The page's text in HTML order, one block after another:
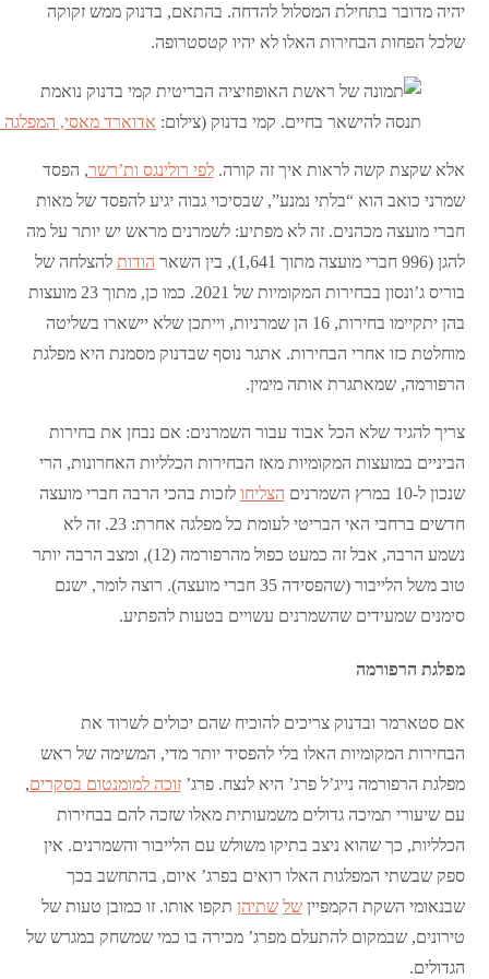
יהיה מדובר בתחילת המסלול להדחה. בהתאם, בדנוק ממש זקוקה
שלכל הפחות הבחירות האלו לא יהיו קטסטרופה.
תנסה להישאר בחיים. קמי בדנוק (צילום: אדוארד מאסי,
אלא שקצת קשה לראות איך זה קורה.לפי רולינגס ות’רשר, הפסד
שמרני כואב הוא “בלתי נמנע”, שבסיכוי גבוה יגיע להפסד של מאות
חברי מועצה מכהנים. זה לא מפתיע: לשמרנים מראש יש יותר על מה
להגן (996 חברי מועצה מתוך 1,641), בין השאר
הודות להצלחה של
בוריס ג’ונסון בבחירות המקומיות של 2021. כמו כן, מתוך 23 מועצות
בהן יתקיימו בחירות, 16 הן שמרניות, וייתכן שלא יישארו בשליטה
מוחלטת כזו אחרי הבחירות. אתגר נוסף שבדנוק מסמנת היא מפלגת
הרפורמה, שמאתגרת אותה מימין.
צריך להגיד שלא הכל אבוד עבור השמרנים: אם נבחן את בחירות
הביניים במועצות המקומיות מאז הבחירות הכלליות האחרונות, הרי
שנכון ל-10 במרץ השמרנים
הצליחו לזכות בהכי הרבה חברי מועצה
חדשים ברחבי האי הבריטי לעומת כל מפלגה אחרת: 23. זה לא
נשמע הרבה, אבל זה כמעט כפול מהרפורמה (12), ומצב הרבה יותר
טוב משל הלייבור (שהפסידה 35 חברי מועצה). רוצה לומר, ישנם
סימנים שמעידים שהשמרנים עשויים בטעות להפתיע.
מפלגת הרפורמה
אם סטארמר ובדנוק צריכים להוכיח שהם יכולים לשרוד את
הבחירות המקומיות האלו בלי להפסיד יותר מדי, המשימה של ראש
מפלגת הרפורמה נייג’ל פרג’ היא לנצח. פרג’זוכה למומנטום בסקרים,
עם שיעורי תמיכה גדולים משמעותית מאלו שזכה להם בבחירות
הכלליות, כך שהוא ניצב בתיקו משולש עם הלייבור והשמרנים. אין
ספק שבשתי המפלגות האלו רואים בפרג’ איום, בהתחשב בכך
שבנאומי השקת הקמפייןשל שתיהן תקפו אותו. זו כמובן טעות של
טירונים, שבמקום להתעלם מפרג’ מכירה בו כמי שמשחק במגרש של
הגדולים.